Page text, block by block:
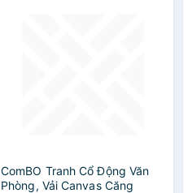
ComBO Tranh Cổ Động Văn
Phòng, Vải Canvas Căng